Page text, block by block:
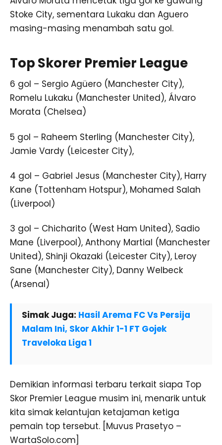
Stoke City, sementara Lukaku dan Aguero
masing-masing menambah satu gol.
Top Skorer Premier League
6 gol – Sergio Agüero (Manchester City),
Romelu Lukaku (Manchester United), Álvaro
Morata (Chelsea)
5 gol – Raheem Sterling (Manchester City),
Jamie Vardy (Leicester City),
4 gol – Gabriel Jesus (Manchester City), Harry
Kane (Tottenham Hotspur), Mohamed Salah
(Liverpool)
3 gol – Chicharito (West Ham United), Sadio
Mane (Liverpool), Anthony Martial (Manchester
United), Shinji Okazaki (Leicester City), Leroy
Sane (Manchester City), Danny Welbeck
(Arsenal)
Simak Juga: Hasil Arema FC Vs Persija
Malam Ini, Skor Akhir 1-1 FT Gojek
Traveloka Liga 1
Demikian informasi terbaru terkait siapa Top
Skor Premier League musim ini, menarik untuk
kita simak kelantujan ketajaman ketiga
pemain top tersebut. [Muvus Prasetyo –
WartaSolo.com]